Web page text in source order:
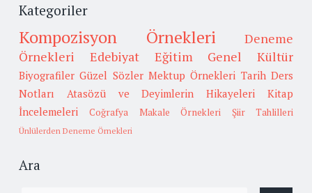
Kategoriler
Kompozisyon Örnekleri
Deneme
Örnekleri
Edebiyat Eğitim Genel Kültür
Biyografiler Güzel Sözler Mektup Örnekleri Tarih Ders
Notları
Atasözü ve Deyimlerin Hikayeleri
Kitap
İncelemeleri
Coğrafya Makale Örnekleri Şiir Tahlilleri
Ünlülerden Deneme Örnekleri
Ara